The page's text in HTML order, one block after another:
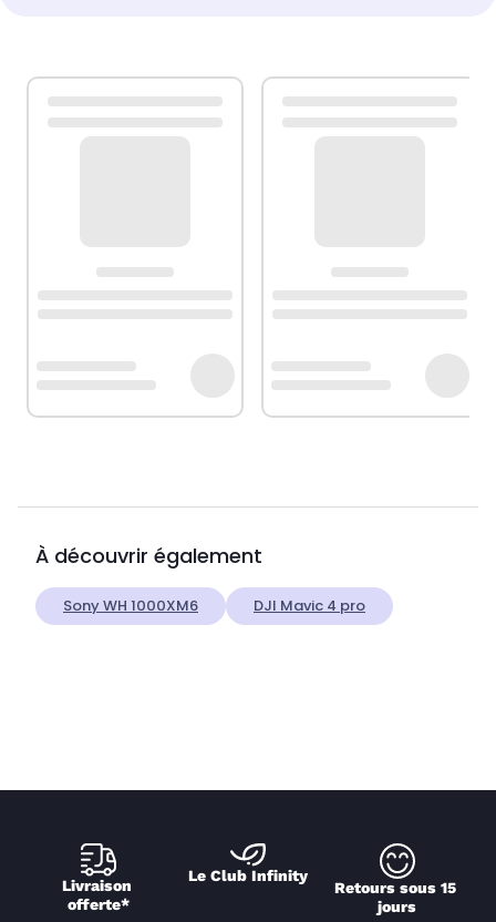
À découvrir également
Sony WH 1000XM6 DJI Mavic 4 pro
Livraison
offerte*
Le Club Infinity
Retours sous 15
jours